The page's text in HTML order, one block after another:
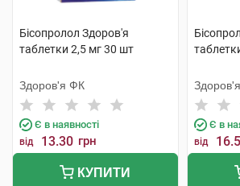
Бісопролол Здоров'я
таблетки 2,5 мг 30 шт
Здоров'я ФК
Є в наявності
від 13.30 грн
КУПИТИ
Є в
від